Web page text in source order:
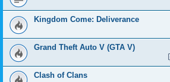
Kingdom Come: Deliverance
Grand Theft Auto V (GTA V)
Clash of Clans